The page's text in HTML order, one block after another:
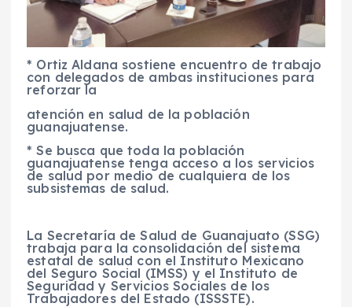
* Ortiz Aldana sostiene encuentro de trabajo
con delegados de ambas instituciones para
reforzar la
atención en salud de la población
guanajuatense.
* Se busca que toda la población
guanajuatense tenga acceso a los servicios
de salud por medio de cualquiera de los
subsistemas de salud.
La Secretaría de Salud de Guanajuato (SSG)
trabaja para la consolidación del sistema
estatal de salud con el Instituto Mexicano
del Seguro Social (IMSS) y el Instituto de
Seguridad y Servicios Sociales de los
Trabajadores del Estado (ISSSTE).